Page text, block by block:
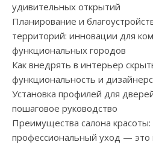
удивительных открытий
Планирование и
территорий: инновации для
функциональных городов
Как внедрять в интерьер
функциональность и
Установка профилей для
пошаговое руководство
Преимущества салона
профессиональный уход — это